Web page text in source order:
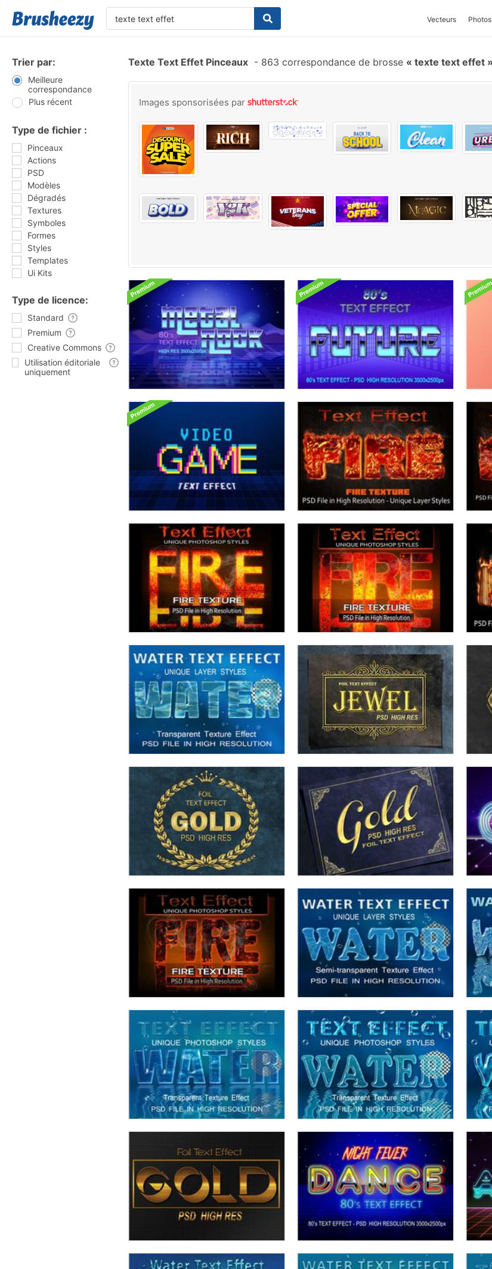
Vecteurs Photos
Trier par:
Meilleure
correspondance
Plus récent
Type de fichier :
Pinceaux
Actions
PSD
Modèles
Dégradés
Textures
Symboles
Formes
Styles
Templates
Ui Kits
Type de licence:
Standard
Premium
Creative Commons
Utilisation éditoriale
uniquement
Texte Text Effet Pinceaux - 863 correspondance de brosse texte text effet
Images sponsorisées par